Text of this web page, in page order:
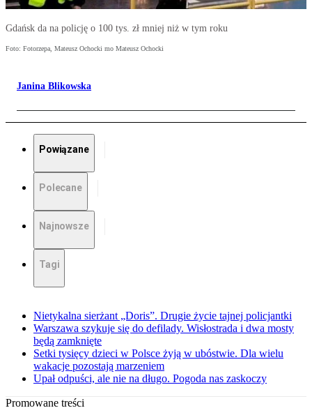
Gdańsk da na policję o 100 tys. zł mniej niż w tym roku
Foto: Fotorzepa, Mateusz Ochocki mo Mateusz Ochocki
Janina Blikowska
Powiązane
Polecane
Najnowsze
Tagi
Nietykalna sierżant „Doris”. Drugie życie tajnej policjantki
Warszawa szykuje się do defilady. Wisłostrada i dwa mosty
będą zamknięte
Setki tysięcy dzieci w Polsce żyją w ubóstwie. Dla wielu
wakacje pozostają marzeniem
Upał odpuści, ale nie na długo. Pogoda nas zaskoczy
Promowane treści